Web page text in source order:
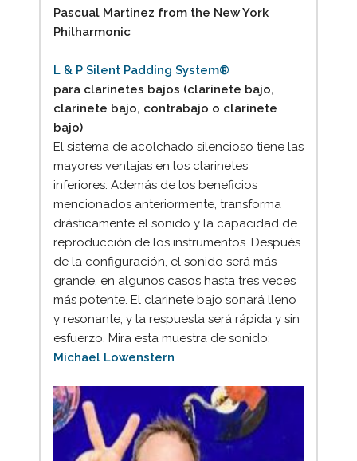
Pascual Martinez from the New York
Philharmonic
L & P Silent Padding System®
para clarinetes bajos (clarinete bajo,
clarinete bajo, contrabajo o clarinete
bajo)
El sistema de acolchado silencioso tiene las
mayores ventajas en los clarinetes
inferiores. Además de los beneficios
mencionados anteriormente, transforma
drásticamente el sonido y la capacidad de
reproducción de los instrumentos. Después
de la configuración, el sonido será más
grande, en algunos casos hasta tres veces
más potente. El clarinete bajo sonará lleno
y resonante, y la respuesta será rápida y sin
esfuerzo. Mira esta muestra de sonido:
Michael Lowenstern